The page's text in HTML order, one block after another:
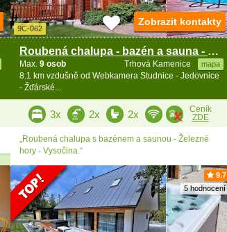
9C-062
Roubená chalupa - bazén a sauna - Železné hory
Trhová Kamenice mapa
Max. 9 osob
8.1 km vzdušně od Webkamera Studnice - Jedovnice
- Žďárské...
Zobrazit kontakty
3x 2x 2x
Ceník
ZDE
„Roubená chalupa s bazénem a saunou - Železné
hory - Vysočina.“
9.7
5 hodnocení